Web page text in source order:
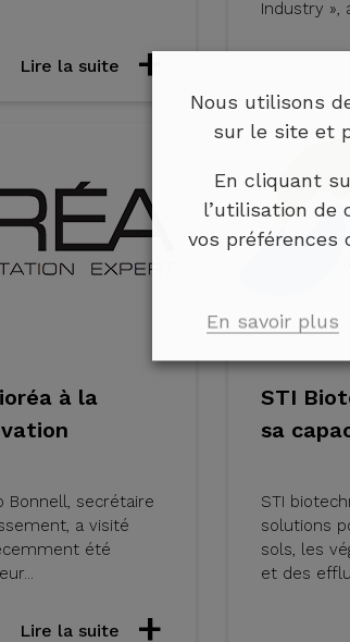
Lire la suite
Industry »,
à la
Bonnell, secrétaire
a visité
été
Lire la suite
STI
sa
STI
solutions
sols, les
et des
Nous utilisons
sur le site et
En cliquant
l’utilisation de
vos préférences
En savoir plus